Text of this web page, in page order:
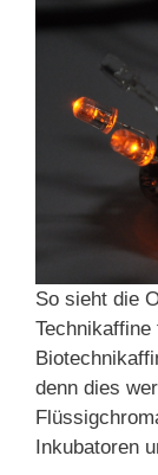
So sieht die
denn dies
Inkubatoren